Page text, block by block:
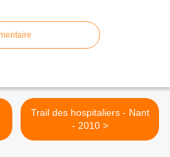
Trail des hospitaliers - Nant
- 2010 >